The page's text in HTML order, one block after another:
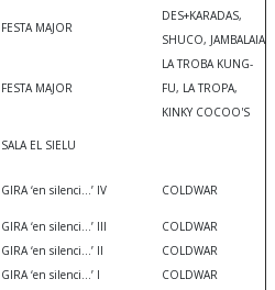
FESTA MAJOR
DES+KARADAS,
SHUCO, JAMBALAIA
FESTA MAJOR
LA TROBA KUNG-
FU, LA TROPA,
KINKY COCOO'S
SALA EL SIELU
GIRA ‘en silenci...’ IV COLDWAR
GIRA ‘en silenci...’ III
COLDWAR
GIRA ‘en silenci...’ II
COLDWAR
GIRA ‘en silenci...’ I COLDWAR